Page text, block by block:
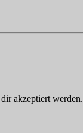
akzeptiert werden.